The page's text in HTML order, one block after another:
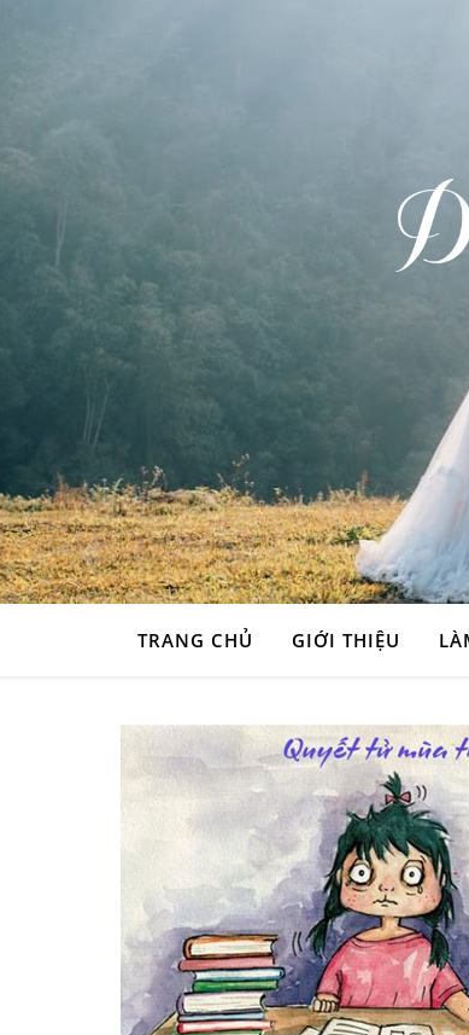
TRANG CHỦ GIỚI THIỆU